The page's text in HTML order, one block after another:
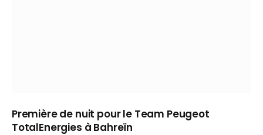
Première de nuit pour le Team Peugeot
TotalEnergies à Bahreïn